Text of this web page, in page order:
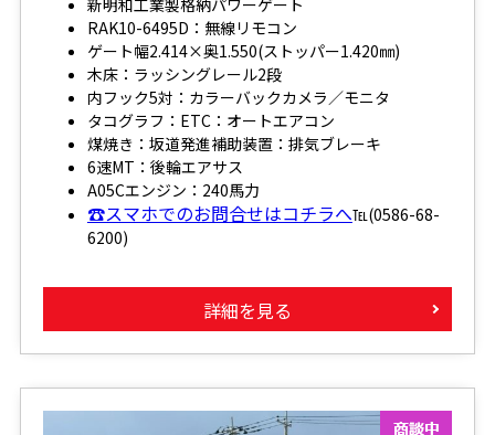
RAK10-6495D：無線リモコン
ゲート幅2.414×奥1.550(ストッパー1.420㎜)
木床：ラッシングレール2段
内フック5対：カラーバックカメラ／モニタ
タコグラフ：ETC：オートエアコン
煤焼き：坂道発進補助装置：排気ブレーキ
6速MT：後輪エアサス
A05Cエンジン：240馬力
☎スマホでのお問合せはコチラへ℡(0586-68-
6200)
詳細を見る